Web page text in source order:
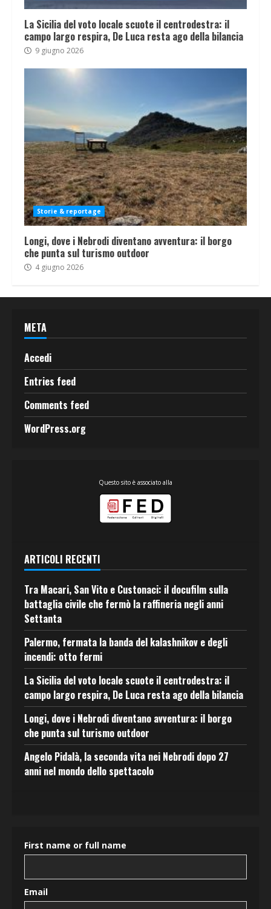
La Sicilia del voto locale scuote il centrodestra: il
campo largo respira, De Luca resta ago della bilancia
9 giugno 2026
Storie & reportage
Longi, dove i Nebrodi diventano avventura: il borgo
che punta sul turismo outdoor
4 giugno 2026
META
Accedi
Entries feed
Comments feed
WordPress.org
Questo sito è associato alla
ARTICOLI RECENTI
Tra Macari, San Vito e Custonaci: il docufilm sulla
battaglia civile che fermò la raffineria negli anni
Settanta
Palermo, fermata la banda del kalashnikov e degli
incendi: otto fermi
La Sicilia del voto locale scuote il centrodestra: il
campo largo respira, De Luca resta ago della bilancia
Longi, dove i Nebrodi diventano avventura: il borgo
che punta sul turismo outdoor
Angelo Pidalà, la seconda vita nei Nebrodi dopo 27
anni nel mondo dello spettacolo
First name or full name
Email